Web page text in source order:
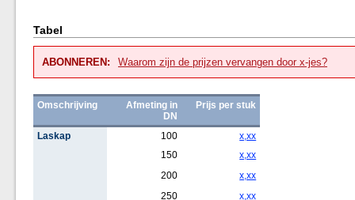
Tabel
ABONNEREN: Waarom zijn de prijzen vervangen door x-jes?
Omschrijving
Afmeting in
DN
Prijs per stuk
Laskap 100
x,xx
150
x,xx
200
x,xx
250
x,xx